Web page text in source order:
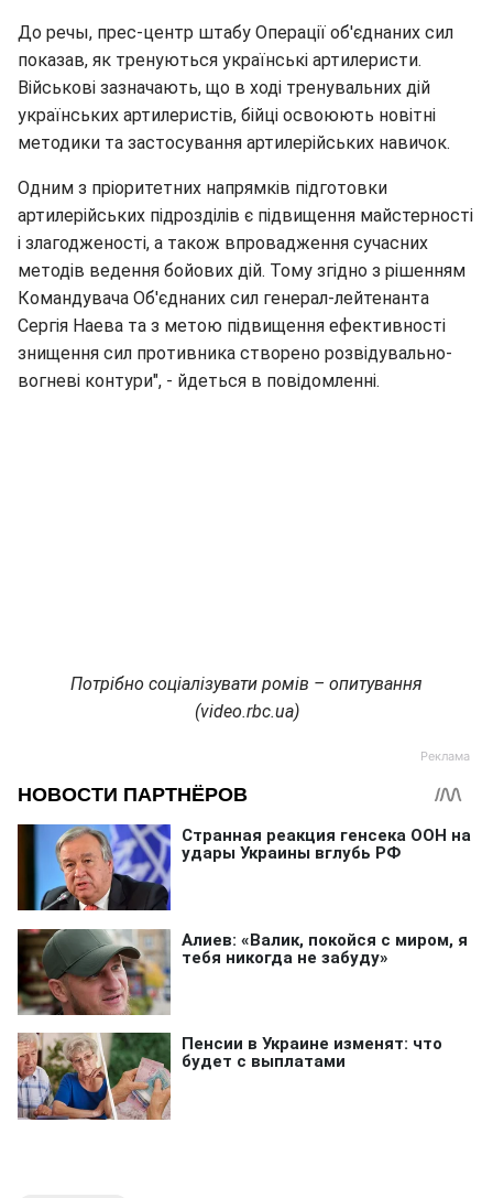
До речы, прес-центр штабу Операції об'єднаних сил
показав, як тренуються українські артилеристи.
Військові зазначають, що в ході тренувальних дій
українських артилеристів, бійці освоюють новітні
методики та застосування артилерійських навичок.
Одним з пріоритетних напрямків підготовки
артилерійських підрозділів є підвищення майстерності
і злагодженості, а також впровадження сучасних
методів ведення бойових дій. Тому згідно з рішенням
Командувача Об'єднаних сил генерал-лейтенанта
Сергія Наева та з метою підвищення ефективності
знищення сил противника створено розвідувально-
вогневі контури", - йдеться в повідомленні.
Потрібно соціалізувати ромів – опитування
(video.rbc.ua)